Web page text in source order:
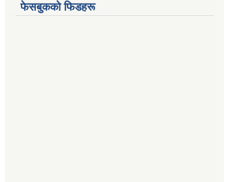
फेसबुकको फिडहरू